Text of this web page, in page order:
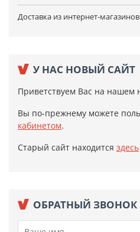
Доставка из интернет-магазинов
У НАС НОВЫЙ САЙТ
Приветствуем Вас на нашем
Вы по-прежнему можете
кабинетом.
Старый сайт находится здесь
ОБРАТНЫЙ ЗВОНОК